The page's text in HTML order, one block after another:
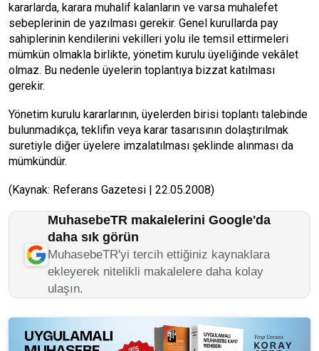
kararlarda, karara muhalif kalanların ve varsa muhalefet
sebeplerinin de yazılması gerekir. Genel kurullarda pay
sahiplerinin kendilerini vekilleri yolu ile temsil ettirmeleri
mümkün olmakla birlikte, yönetim kurulu üyeliğinde vekâlet
olmaz. Bu nedenle üyelerin toplantıya bizzat katılması
gerekir.
Yönetim kurulu kararlarının, üyelerden birisi toplantı talebinde
bulunmadıkça, teklifin veya karar tasarısının dolaştırılmak
suretiyle diğer üyelere imzalatılması şeklinde alınması da
mümkündür.
(Kaynak: Referans Gazetesi | 22.05.2008)
MuhasebeTR makalelerini Google'da
daha sık görün
MuhasebeTR'yi tercih ettiğiniz kaynaklara
ekleyerek nitelikli makalelere daha kolay
ulaşın.